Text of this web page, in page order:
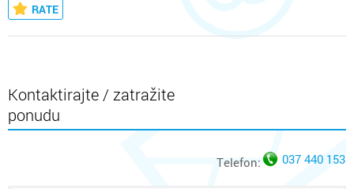
RATE
Kontaktirajte / zatražite
ponudu
Telefon: 037 440 153